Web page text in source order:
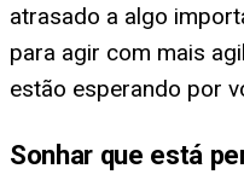
atrasado a algo
para agir com mais
estão esperando por
Sonhar que está